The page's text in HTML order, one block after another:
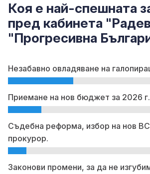
Коя е най-спешната
пред кабинета
"Прогресивна
Незабавно овладяване на
Приемане на нов бюджет за 2026 г.
Съдебна реформа, избор на нов
прокурор.
Законови промени, за да не